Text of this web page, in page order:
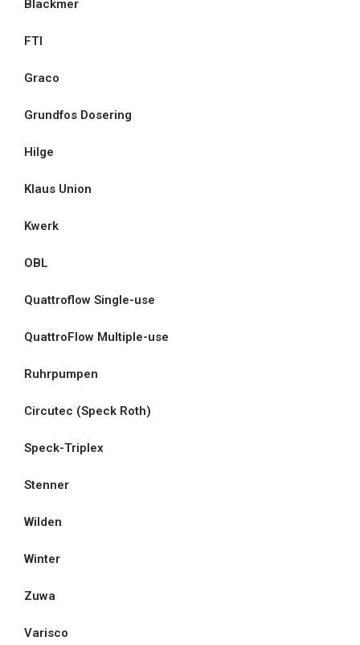
Blackmer
FTI
Graco
Grundfos Dosering
Hilge
Klaus Union
Kwerk
OBL
Quattroflow Single-use
QuattroFlow Multiple-use
Ruhrpumpen
Circutec (Speck Roth)
Speck-Triplex
Stenner
Wilden
Winter
Zuwa
Varisco